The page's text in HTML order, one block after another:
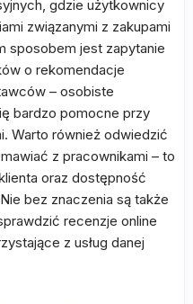
gdzie użytkownicy
związanymi z zakupami
sposobem jest zapytanie
o rekomendacje
– osobiste
bardzo pomocne przy
Warto również odwiedzić
z pracownikami – to
oraz dostępność
bez znaczenia są także
recenzje online
z usług danej